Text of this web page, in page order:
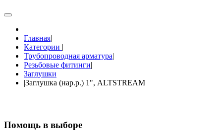
Главная|
Категории |
Трубопроводная арматура|
Резьбовые фитинги|
Заглушки
|Заглушка (нар.р.) 1", ALTSTREAM
Помощь в выборе